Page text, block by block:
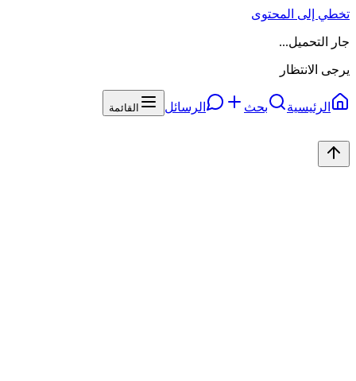
تخطي إلى المحتوى
جار التحميل...
يرجى الانتظار
الرئيسية بحث الرسائل القائمة